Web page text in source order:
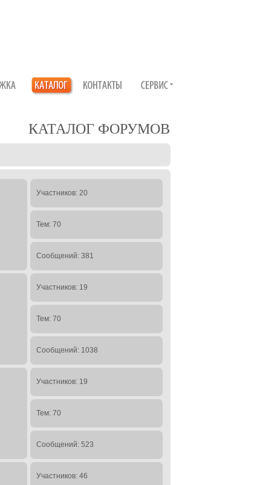
КАТАЛОГ ФОРУМОВ
Участников: 20
Тем: 70
Сообщений: 381
Участников: 19
Тем: 70
Сообщений: 1038
Участников: 19
Тем: 70
Сообщений: 523
Участников: 46